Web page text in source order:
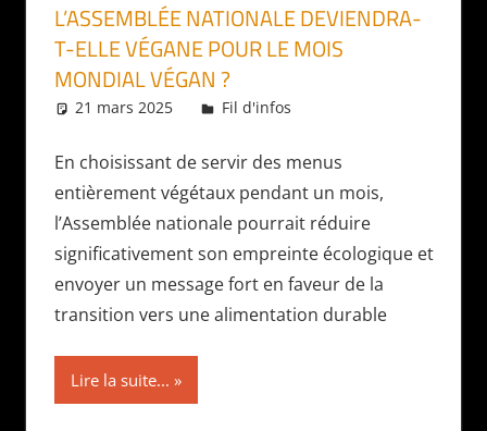
L’ASSEMBLÉE NATIONALE DEVIENDRA-
T-ELLE VÉGANE POUR LE MOIS
MONDIAL VÉGAN ?
21 mars 2025 Daniel
Fil d'infos
En choisissant de servir des menus
entièrement végétaux pendant un mois,
l’Assemblée nationale pourrait réduire
significativement son empreinte écologique et
envoyer un message fort en faveur de la
transition vers une alimentation durable
Lire la suite...